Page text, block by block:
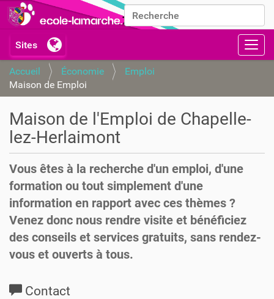
Chercher par
Recherche avancée…
Accueil Économie
Emploi
Maison de Emploi
Maison de l'Emploi de Chapelle-
lez-Herlaimont
Vous êtes à la recherche d'un emploi, d'une
formation ou tout simplement d'une
information en rapport avec ces thèmes ?
Venez donc nous rendre visite et bénéficiez
des conseils et services gratuits, sans rendez-
vous et ouverts à tous.
Contact